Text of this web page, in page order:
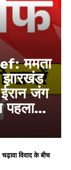
ममता
झारखंड
ईरान जंग
विवाद के बीच